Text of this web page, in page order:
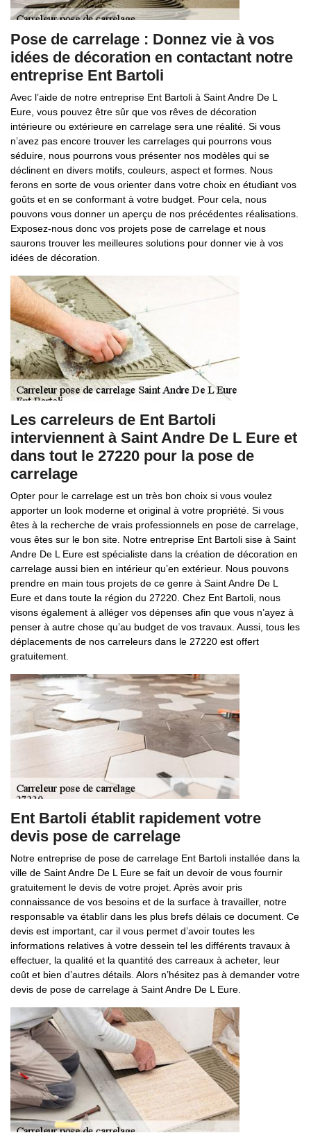
Pose de carrelage : Donnez vie à vos
idées de décoration en contactant notre
entreprise Ent Bartoli
Avec l’aide de notre entreprise Ent Bartoli à Saint Andre De L
Eure, vous pouvez être sûr que vos rêves de décoration
intérieure ou extérieure en carrelage sera une réalité. Si vous
n’avez pas encore trouver les carrelages qui pourrons vous
séduire, nous pourrons vous présenter nos modèles qui se
déclinent en divers motifs, couleurs, aspect et formes. Nous
ferons en sorte de vous orienter dans votre choix en étudiant vos
goûts et en se conformant à votre budget. Pour cela, nous
pouvons vous donner un aperçu de nos précédentes réalisations.
Exposez-nous donc vos projets pose de carrelage et nous
saurons trouver les meilleures solutions pour donner vie à vos
idées de décoration.
Les carreleurs de Ent Bartoli
interviennent à Saint Andre De L Eure et
dans tout le 27220 pour la pose de
carrelage
Opter pour le carrelage est un très bon choix si vous voulez
apporter un look moderne et original à votre propriété. Si vous
êtes à la recherche de vrais professionnels en pose de carrelage,
vous êtes sur le bon site. Notre entreprise Ent Bartoli sise à Saint
Andre De L Eure est spécialiste dans la création de décoration en
carrelage aussi bien en intérieur qu’en extérieur. Nous pouvons
prendre en main tous projets de ce genre à Saint Andre De L
Eure et dans toute la région du 27220. Chez Ent Bartoli, nous
visons également à alléger vos dépenses afin que vous n’ayez à
penser à autre chose qu’au budget de vos travaux. Aussi, tous les
déplacements de nos carreleurs dans le 27220 est offert
gratuitement.
Ent Bartoli établit rapidement votre
devis pose de carrelage
Notre entreprise de pose de carrelage Ent Bartoli installée dans la
ville de Saint Andre De L Eure se fait un devoir de vous fournir
gratuitement le devis de votre projet. Après avoir pris
connaissance de vos besoins et de la surface à travailler, notre
responsable va établir dans les plus brefs délais ce document. Ce
devis est important, car il vous permet d’avoir toutes les
informations relatives à votre dessein tel les différents travaux à
effectuer, la qualité et la quantité des carreaux à acheter, leur
coût et bien d’autres détails. Alors n’hésitez pas à demander votre
devis de pose de carrelage à Saint Andre De L Eure.